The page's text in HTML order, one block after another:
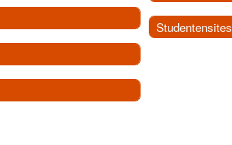
Studentensites